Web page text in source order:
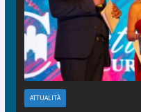
ATTUALITÀ